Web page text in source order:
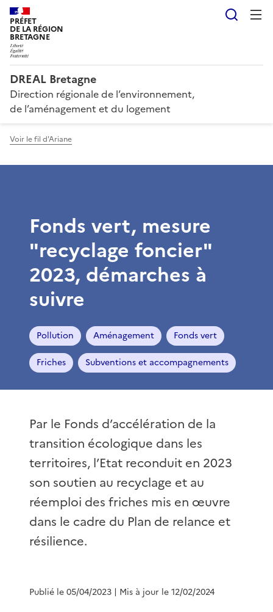
PRÉFET
DE LA RÉGION
BRETAGNE
DREAL Bretagne
Direction régionale de l’environnement,
de l’aménagement et du logement
Voir le fil d'Ariane
Fonds vert, mesure
"recyclage foncier"
2023, démarches à
suivre
Pollution Aménagement Fonds vert
Friches Subventions et accompagnements
Par le Fonds d’accélération de la
transition écologique dans les
territoires, l’Etat reconduit en 2023
son soutien au recyclage et au
réemploi des friches mis en œuvre
dans le cadre du Plan de relance et
résilience.
Publié le 05/04/2023 | Mis à jour le 12/02/2024